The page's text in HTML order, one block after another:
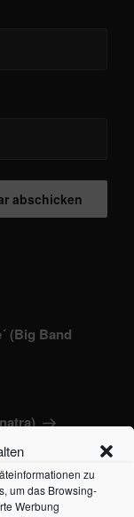
zu
um das Browsing-
Werbung
(Big Band